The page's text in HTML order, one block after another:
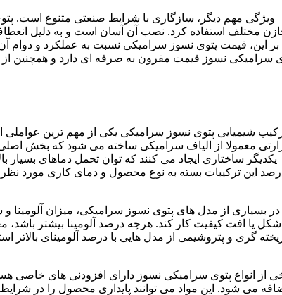
ویژگی مهم دیگر، سازگاری با شرایط صنعتی متنوع است.
مختلف استفاده کرد. نصب آن آسان است و به دلیل
بر این، قیمت پتوی نسوز سرامیکی نسبت به عملکرد و دوام
سرامیکی نسوز قیمت مقرون به صرفه ای دارد و همچنین از
شیمیایی پتوی نسوز سرامیکی یکی از مهم ترین
معمولا از الیاف سرامیکی ساخته می شود که بخش اصلی
یکدیگر ساختاری ایجاد می کنند که توان تحمل دماهای
این ترکیبات بسته به نوع محصول و دمای کاری مورد
در بسیاری از مدل های پتوی نسوز سرامیکی، میزان آلومینا و
شکل یا افت کیفیت کار کند. هرچه درصد آلومینا بیشتر باشد،
گری و پتروشیمی از مدل هایی با درصد آلومینای
از انواع پتوی سرامیکی نسوز دارای افزودنی های خاصی
می شود. این مواد می توانند پایداری محصول را در